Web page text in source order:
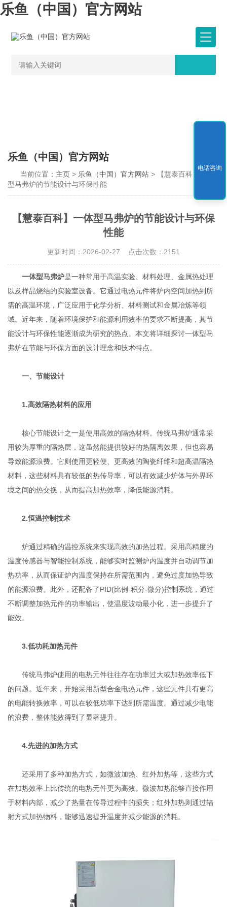
乐鱼（中国）官方网站
乐鱼（中国）官方网站
当前位置： 主页 > 乐鱼（中国）官方网站 > 【慧泰百科】一体
型马弗炉的节能设计与环保性能
【慧泰百科】一体型马弗炉的节能设计与环保
性能
更新时间：2026-02-27 点击次数：2151
一体型马弗炉是一种常用于高温实验、材料处理、金属热处理
以及样品烧结的实验室设备。它通过电热元件将炉内空间加热到所
需的高温环境，广泛应用于化学分析、材料测试和金属冶炼等领
域。近年来，随着环境保护和能源利用效率的要求不断提高，其节
能设计与环保性能逐渐成为研究的热点。本文将详细探讨一体型马
弗炉在节能与环保方面的设计理念和技术特点。
一、节能设计
1.高效隔热材料的应用
核心节能设计之一是使用高效的隔热材料。传统马弗炉通常采
用较为厚重的隔热层，这虽然能提供较好的热隔离效果，但也容易
导致能源浪费。它则使用更轻便、更高效的陶瓷纤维和超高温隔热
材料，这些材料具有较低的热传导率，可以有效减少炉体与外界环
境之间的热交换，从而提高加热效率，降低能源消耗。
2.恒温控制技术
炉通过精确的温控系统来实现高效的加热过程。采用高精度的
温度传感器与智能控制系统，能够实时监测炉内温度并自动调节加
热功率，从而保证炉内温度保持在所需范围内，避免过度加热导致
的能源浪费。此外，还配备了PID(比例-积分-微分)控制系统，通过
不断调整加热元件的功率输出，使温度波动最小化，进一步提升了
能效。
3.低功耗加热元件
传统马弗炉使用的电热元件往往存在功率过大或加热效率低下
的问题。近年来，开始采用新型合金电热元件，这些元件具有更高
的电能转换效率，可以在较低功率下达到所需温度。通过减少电能
的浪费，整体能效得到了显著提升。
4.先进的加热方式
还采用了多种加热方式，如微波加热、红外加热等，这些方式
在加热效率上比传统的电热元件更为高效。微波加热能够直接作用
于材料内部，减少了热量在传导过程中的损失；红外加热则通过辐
射方式加热物料，能够迅速提升温度并减少能源的消耗。
电话咨询